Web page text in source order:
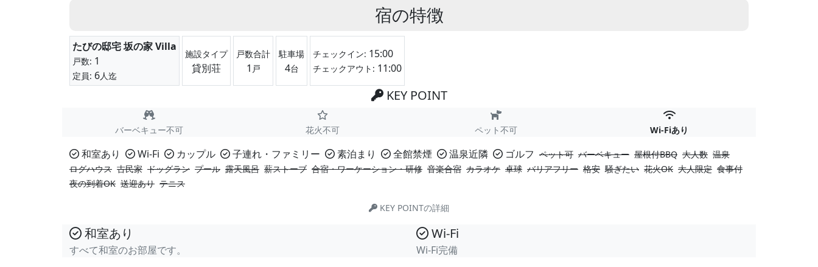
宿の特徴
たびの邸宅 坂の家 Villa
戸数: 1
定員: 6人迄
施設タイプ
貸別荘
戸数合計
1 戸
駐車場
4台
チェックイン: 15:00
チェックアウト: 11:00
KEY POINT
バーベキュー不可 花火不可 ペット不可 Wi-Fiあり
和室あり Wi-Fi カップル 子連れ・ファミリー 素泊まり 全館禁煙 温泉近隣 ゴルフ ペット可 バーベキュー 屋根付BBQ 大人数 温泉
ログハウス 古民家 ドッグラン プール 露天風呂 薪ストーブ 合宿・ワーケーション・研修 音楽合宿 カラオケ 卓球 バリアフリー 格安 騒ぎたい 花火OK 大人限定 食事付
夜の到着OK 送迎あり テニス
KEY POINTの詳細
和室あり
すべて和室のお部屋です。
Wi-Fi
Wi-Fi完備